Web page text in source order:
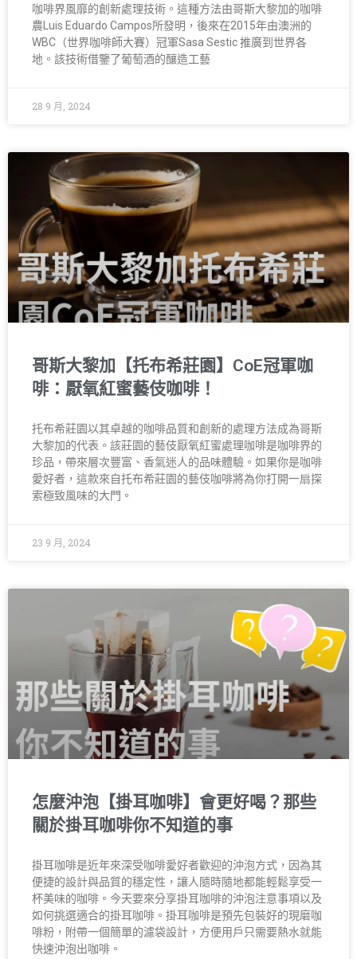
咖啡界風靡的創新處理技術。這種方法由哥斯大黎加的咖啡
農Luis Eduardo Campos所發明，後來在2015年由澳洲的
WBC（世界咖啡師大賽）冠軍Sasa Sestic 推廣到世界各
地。該技術借鑒了葡萄酒的釀造工藝
28 9 月, 2024
哥斯大黎加【托布希莊園】CoE冠軍咖
啡：厭氧紅蜜藝伎咖啡！
托布希莊園以其卓越的咖啡品質和創新的處理方法成為哥斯
大黎加的代表。該莊園的藝伎厭氧紅蜜處理咖啡是咖啡界的
珍品，帶來層次豐富、香氣迷人的品味體驗。如果你是咖啡
愛好者，這款來自托布希莊園的藝伎咖啡將為你打開一扇探
索極致風味的大門。
23 9 月, 2024
怎麼沖泡【掛耳咖啡】會更好喝？那些
關於掛耳咖啡你不知道的事
掛耳咖啡是近年來深受咖啡愛好者歡迎的沖泡方式，因為其
便捷的設計與品質的穩定性，讓人隨時隨地都能輕鬆享受一
杯美味的咖啡。今天要來分享掛耳咖啡的沖泡注意事項以及
如何挑選適合的掛耳咖啡。掛耳咖啡是預先包裝好的現磨咖
啡粉，附帶一個簡單的濾袋設計，方便用戶只需要熱水就能
快速沖泡出咖啡。